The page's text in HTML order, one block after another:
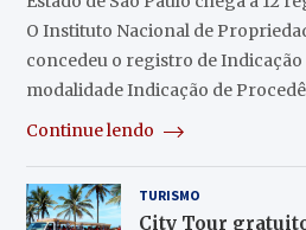
O Instituto Nacional de
concedeu o registro de
modalidade Indicação de
Continue lendo
TURISMO
City Tour